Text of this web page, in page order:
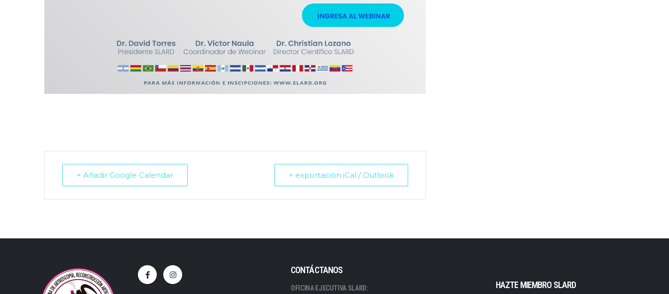
+ Añadir Google Calendar + exportación iCal / Outlook
CONTÁCTANOS
OFICINA EJECUTIVA SLARD: HAZTE MIEMBRO SLARD